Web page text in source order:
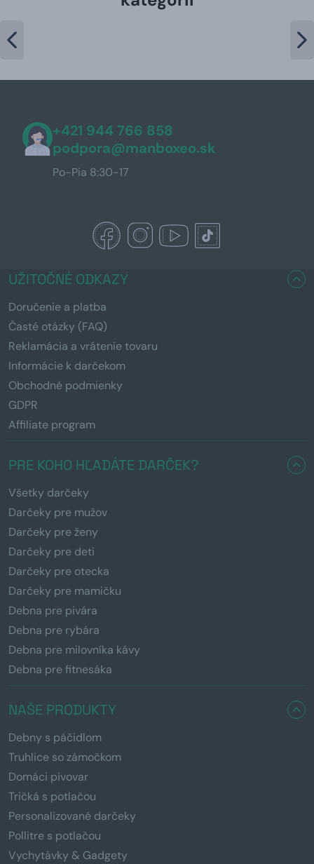
+421 944 766 858
podpora@manboxeo.sk
Po-Pia 8:30-17
UŽITOČNÉ ODKAZY
Doručenie a platba
Časté otázky (FAQ)
Reklamácia a vrátenie tovaru
Informácie k darčekom
Obchodné podmienky
GDPR
Affiliate program
PRE KOHO HĽADÁTE DARČEK?
Všetky darčeky
Darčeky pre mužov
Darčeky pre ženy
Darčeky pre deti
Darčeky pre otecka
Darčeky pre mamičku
Debna pre pivára
Debna pre rybára
Debna pre milovníka kávy
Debna pre fitnesáka
NAŠE PRODUKTY
Debny s páčidlom
Truhlice so zámočkom
Domáci pivovar
Tričká s potlačou
Personalizované darčeky
Pollitre s potlačou
Vychytávky & Gadgety